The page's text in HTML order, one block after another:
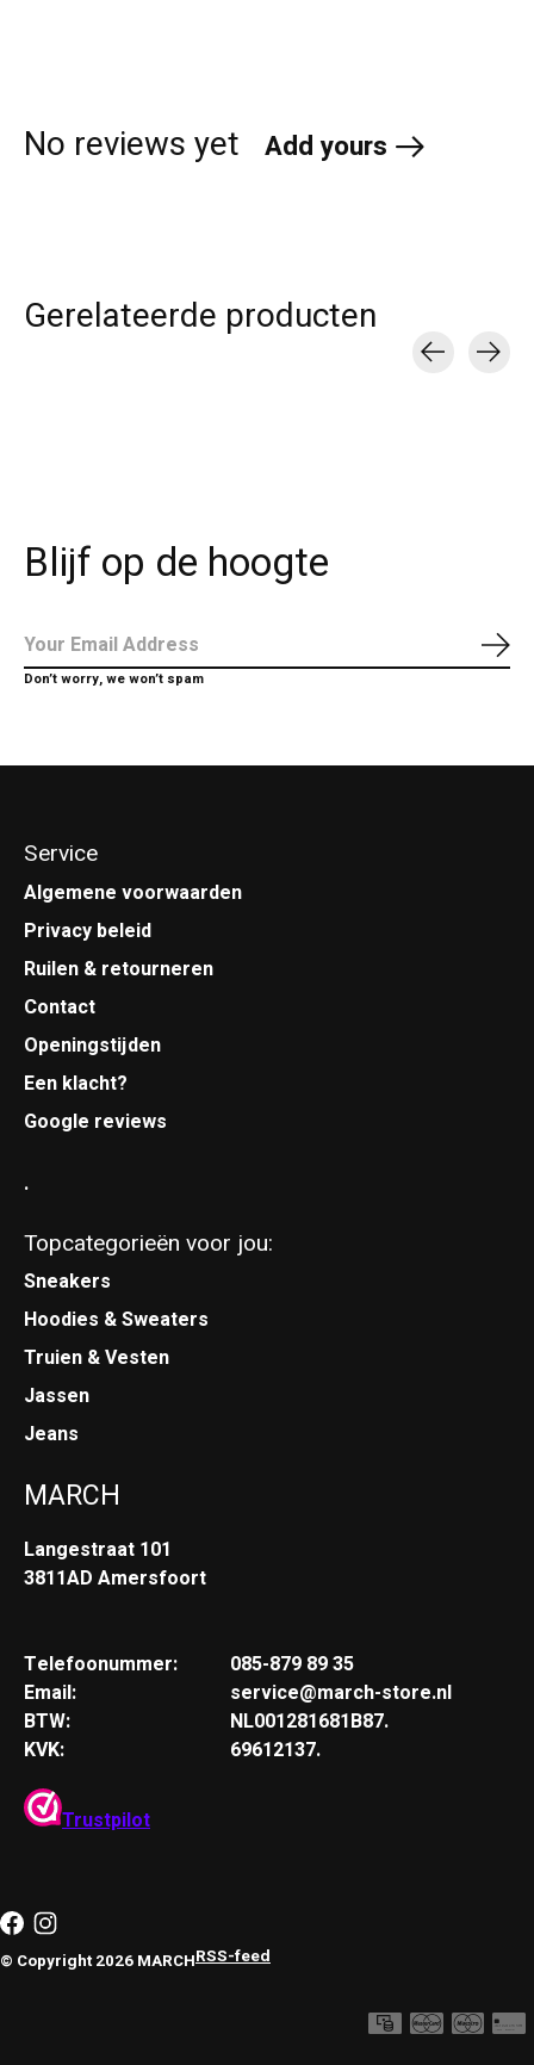
No reviews yet Add yours
Gerelateerde producten
Blijf op de hoogte
Don’t worry, we won’t spam
Service
Algemene voorwaarden
Privacy beleid
Ruilen & retourneren
Contact
Openingstijden
Een klacht?
Google reviews
.
Topcategorieën voor jou:
Sneakers
Hoodies & Sweaters
Truien & Vesten
Jassen
Jeans
MARCH
Langestraat 101
3811AD Amersfoort
Telefoonummer:
Email:
BTW:
KVK:
085-879 89 35
service@march-store.nl
NL001281681B87.
69612137.
Trustpilot
© Copyright 2026 MARCHRSS-feed